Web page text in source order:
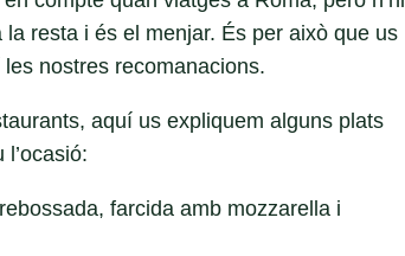
resta i és el menjar. És per això que us
nostres recomanacions.
aquí us expliquem alguns plats
farcida amb mozzarella i